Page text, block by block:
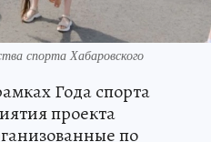
спорта Хабаровского
Года спорта
проекта
по